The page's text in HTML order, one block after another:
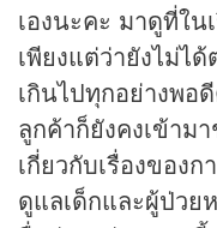
เองนะคะ มาดูที่ใน
เพียงแต่ว่ายังไม่ไ
เกินไปทุกอย่างพอ
ลูกค้าก็ยังคงเข้าม
เกี่ยวกับเรื่องของ
ดูแลเด็กและผู้ป่วย